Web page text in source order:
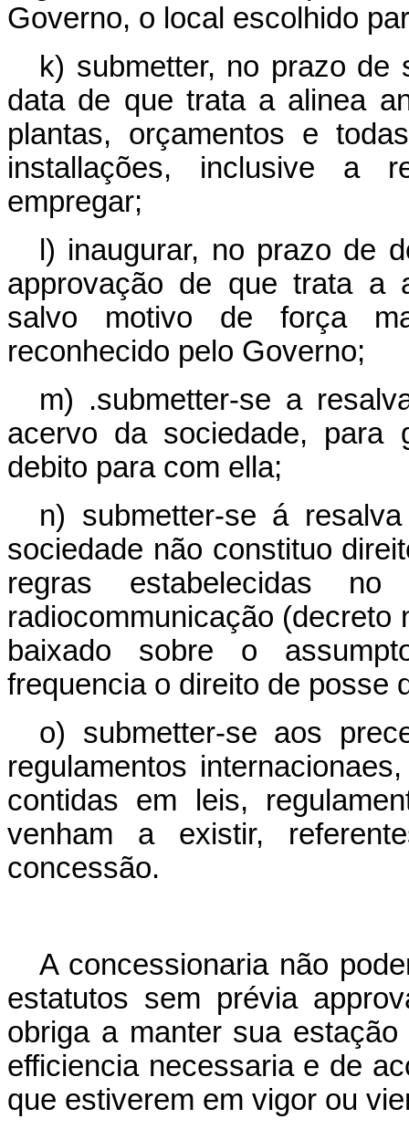
Governo, o local escolhido
k) submetter, no prazo
data de que trata a alinea
plantas, orçamentos e
installações, inclusive a
empregar;
l) inaugurar, no prazo de
approvação de que trata a
salvo motivo de força
reconhecido pelo Governo;
m) .submetter-se a
acervo da sociedade, para
debito para com ella;
n) submetter-se á
sociedade não constituo
regras estabelecidas
radiocommunicação (decreto
baixado sobre o
frequencia o direito de posse
o) submetter-se aos
regulamentos
contidas em leis,
venham a existir,
concessão.
A concessionaria não
estatutos sem prévia
obriga a manter sua
efficiencia necessaria e de
que estiverem em vigor ou